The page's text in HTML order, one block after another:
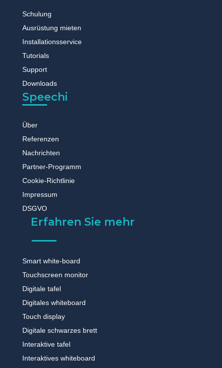
Schulung
Ausrüstung mieten
Installationsservice
Tutorials
Support
Downloads
Speechi
Über
Referenzen
Nachrichten
Partner-Programm
Cookie-Richtlinie
Impressum
DSGVO
Erfahren Sie mehr
Smart white-board
Touchscreen monitor
Digitale tafel
Digitales whiteboard
Touch display
Digitale schwarzes brett
Interaktive tafel
Interaktives whiteboard